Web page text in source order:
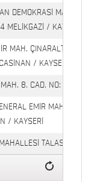
DEMOKRASİ MAH. FATİN
MELİKGAZİ / KAYSERİ
MAH. ÇINARALTI
/ KAYSERİ
8. CAD. NO: 28
EMİR MAH.
/ KAYSERİ
TALAS
TALAS / KAYSERİ